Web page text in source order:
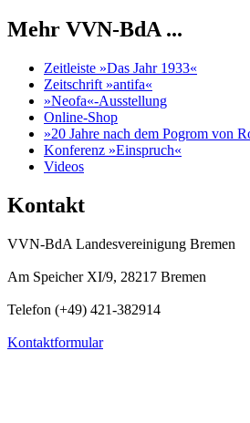
Mehr VVN-BdA ...
Zeitleiste »Das Jahr 1933«
Zeitschrift »antifa«
»Neofa«-Ausstellung
Online-Shop
»20 Jahre nach dem Pogrom von
Konferenz »Einspruch«
Videos
Kontakt
VVN-BdA Landesvereinigung Bremen
Am Speicher XI/9, 28217 Bremen
Telefon (+49) 421-382914
Kontaktformular